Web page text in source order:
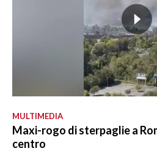
MULTIMEDIA
Maxi-rogo di sterpaglie a
centro